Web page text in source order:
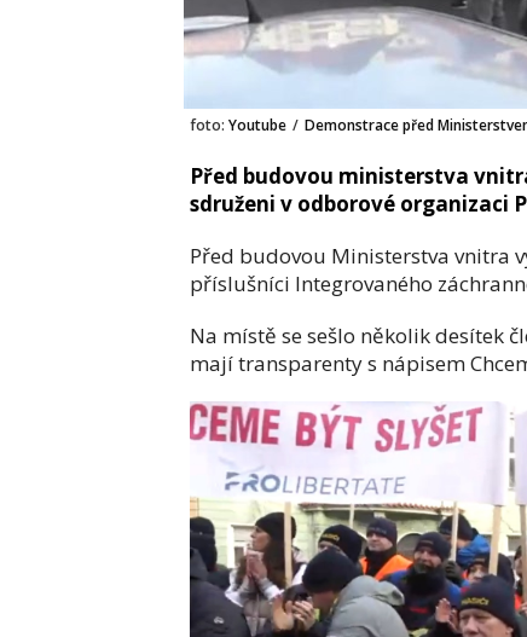
foto: Youtube / Demonstrace před
Před budovou ministerstva
sdruženi v odborové organizaci
Před budovou Ministerstva vnitra
příslušníci Integrovaného
Na místě se sešlo několik desítek
mají transparenty s nápisem